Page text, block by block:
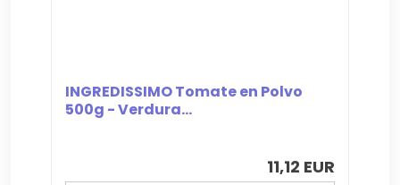
INGREDISSIMO Tomate en Polvo
500g - Verdura...
11,12 EUR